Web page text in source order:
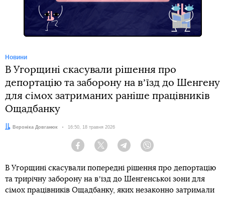
Новини
В Угорщині скасували рішення про
депортацію та заборону на вʼїзд до Шенгену
для сімох затриманих раніше працівників
Ощадбанку
Автор:Вероніка Довганюк Дата:
16:50, 18 травня 2026
Facebook Twitter Telegram
В Угорщині скасували попередні рішення про депортацію
та трирічну заборону на вʼїзд до Шенгенської зони для
сімох працівників Ощадбанку, яких незаконно затримали